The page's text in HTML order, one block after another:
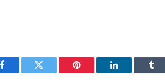
Facebook Twitter Pinterest LinkedIn